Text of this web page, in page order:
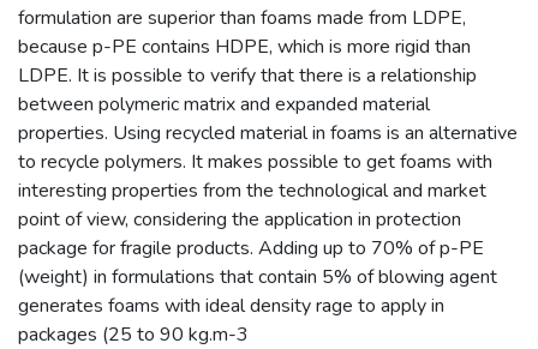
formulation are superior than foams made from LDPE,
because p-PE contains HDPE, which is more rigid than
LDPE. It is possible to verify that there is a relationship
between polymeric matrix and expanded material
properties. Using recycled material in foams is an alternative
to recycle polymers. It makes possible to get foams with
interesting properties from the technological and market
point of view, considering the application in protection
package for fragile products. Adding up to 70% of p-PE
(weight) in formulations that contain 5% of blowing agent
generates foams with ideal density rage to apply in
packages (25 to 90 kg.m-3